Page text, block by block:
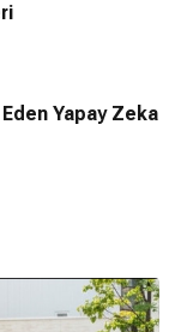
Yapay Zeka